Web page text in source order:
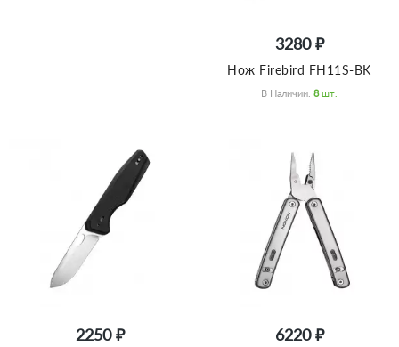
3280 ₽
Нож Firebird FH11S-BK
В Наличии: 8 Шт.
2250 ₽ 6220 ₽